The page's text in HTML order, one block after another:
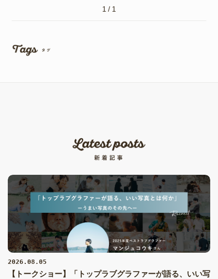
1 / 1
2026.08.05
【トークショー】「トップラブグラファーが語る、いい写